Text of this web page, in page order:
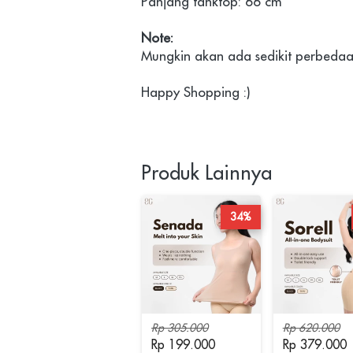
Note:
Mungkin akan ada sedikit
Happy Shopping :)
Produk Lainnya
Rp 305.000
Rp 199.000
34%
Rp 620.000
Rp 379.000